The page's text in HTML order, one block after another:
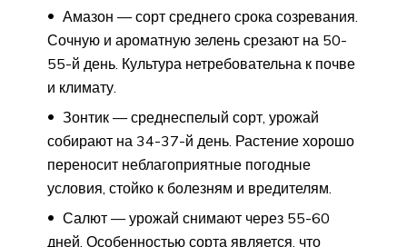
Амазон — сорт среднего срока созревания.
Сочную и ароматную зелень срезают на 50-
55-й день. Культура нетребовательна к почве
и климату.
Зонтик — среднеспелый сорт, урожай
собирают на 34-37-й день. Растение хорошо
переносит неблагоприятные погодные
условия, стойко к болезням и вредителям.
Салют — урожай снимают через 55-60
дней. Особенностью сорта является, что